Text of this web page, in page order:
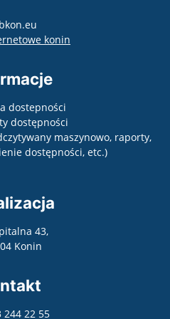
konin
dostepności
dostępności
maszynowo, raporty,
dostępności, etc.)
43,
Konin
244 22 55